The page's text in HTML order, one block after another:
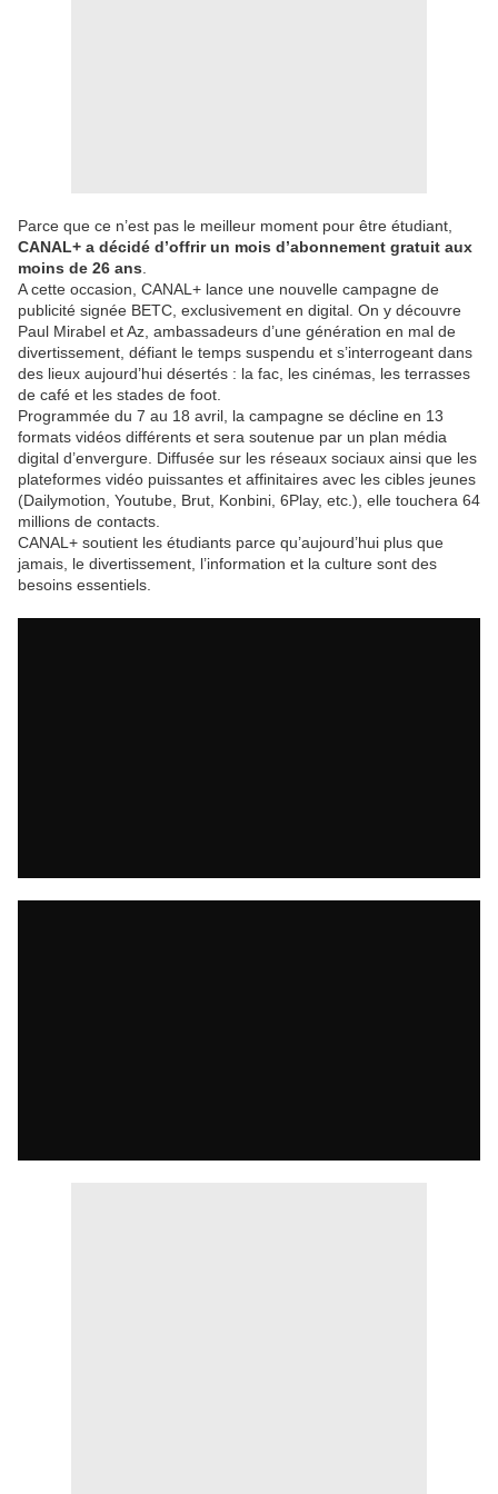
Parce que ce n’est pas le meilleur moment pour être étudiant,
CANAL+ a décidé d’offrir un mois d’abonnement gratuit aux
moins de 26 ans
A cette occasion, CANAL+ lance une nouvelle campagne de
publicité signée BETC, exclusivement en digital. On y découvre
Paul Mirabel et Az, ambassadeurs d’une génération en mal de
divertissement, défiant le temps suspendu et s’interrogeant dans
des lieux aujourd’hui désertés : la fac, les cinémas, les terrasses
de café et les stades de foot.
Programmée du 7 au 18 avril, la campagne se décline en 13
formats vidéos différents et sera soutenue par un plan média
digital d’envergure. Diffusée sur les réseaux sociaux ainsi que les
plateformes vidéo puissantes et affinitaires avec les cibles jeunes
(Dailymotion, Youtube, Brut, Konbini, 6Play, etc.), elle touchera 64
millions de contacts.
CANAL+ soutient les étudiants parce qu’aujourd’hui plus que
jamais, le divertissement, l’information et la culture sont des
besoins essentiels.